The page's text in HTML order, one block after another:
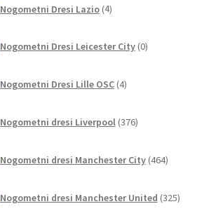
Nogometni Dresi Lazio 4izdelki
Nogometni Dresi Leicester City 0izdelkov
Nogometni Dresi Lille OSC 4izdelki
Nogometni dresi Liverpool 376izdelkov
Nogometni dresi Manchester City 464izdelkov
Nogometni dresi Manchester United 325izdelkov